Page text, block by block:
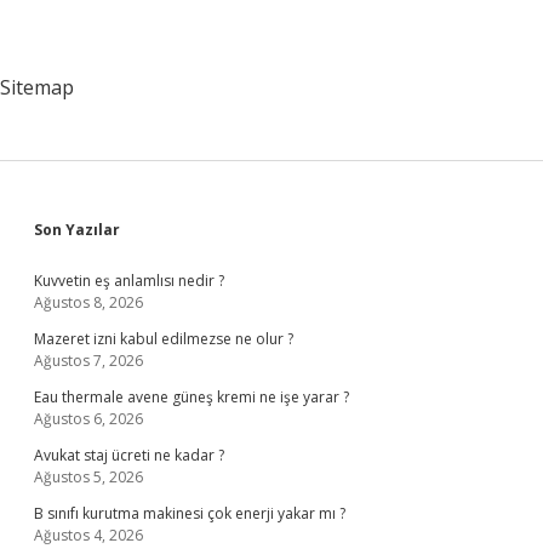
Sitemap
Sidebar
Son Yazılar
Kuvvetin eş anlamlısı nedir ?
Ağustos 8, 2026
Mazeret izni kabul edilmezse ne olur ?
Ağustos 7, 2026
Eau thermale avene güneş kremi ne işe yarar ?
Ağustos 6, 2026
Avukat staj ücreti ne kadar ?
Ağustos 5, 2026
B sınıfı kurutma makinesi çok enerji yakar mı ?
Ağustos 4, 2026